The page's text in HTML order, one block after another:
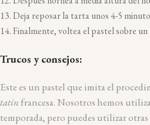
Deja reposar la tarta unos 4-5
Finalmente, voltea el pastel sobre
Trucos y consejos:
Este es un pastel que imita el
tatin francesa. Nosotros hemos
temporada, pero puedes utilizar